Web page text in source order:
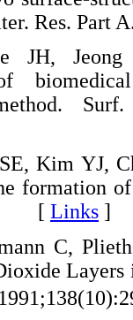
Res.
JH,
of
Kim YJ,
formation
[ Links ]
C,